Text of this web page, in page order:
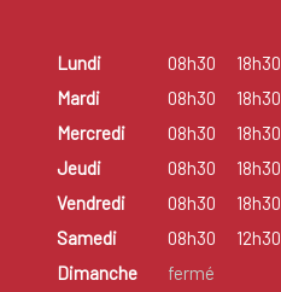
Lundi 08h30
18h30
Mardi
08h30
18h30
Mercredi
08h30
18h30
Jeudi
08h30
18h30
Vendredi
08h30
18h30
Samedi
08h30
12h30
Dimanche
fermé